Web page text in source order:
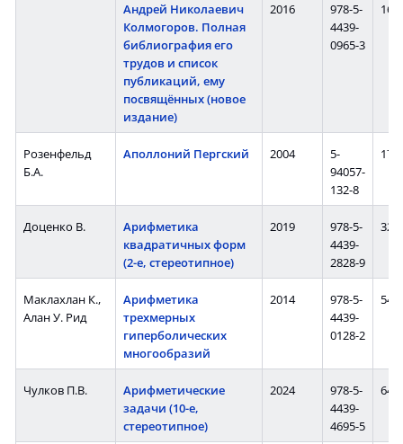
Андрей Николаевич
Колмогоров. Полная
библиография его
трудов и список
публикаций, ему
посвящённых (новое
издание)
2016
978-5-
4439-
0965-3
160
Розенфельд
Б.А.
Аполлоний Пергский 2004
5-
94057-
132-8
176
Доценко В.
Арифметика
квадратичных форм
(2-е, стереотипное)
2019
978-5-
4439-
2828-9
32
Маклахлан К.,
Алан У. Рид
Арифметика
трехмерных
гиперболических
многообразий
2014
978-5-
4439-
0128-2
544
Чулков П.В.
Арифметические
задачи (10-е,
стереотипное)
2024
978-5-
4439-
4695-5
64